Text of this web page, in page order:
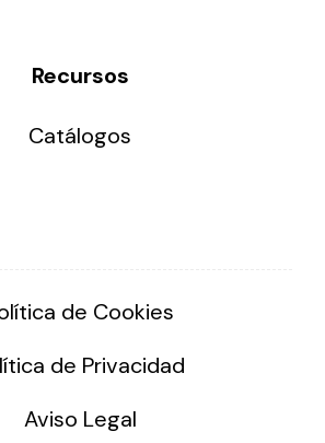
Recursos
Catálogos
de Cookies
de Privacidad
Aviso Legal